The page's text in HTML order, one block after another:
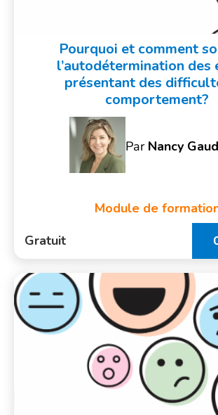
Pourquoi et comment
l’autodétermination des
présentant des
comportement?
Par Nancy
Module de
Gratuit